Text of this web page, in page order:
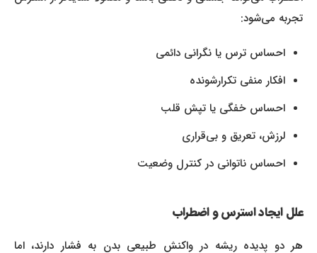
تجربه می‌شود:
احساس ترس یا نگرانی دائمی
افکار منفی تکرارشونده
احساس خفگی یا تپش قلب
لرزش، تعریق و بی‌قراری
احساس ناتوانی در کنترل وضعیت
علل ایجاد استرس و اضطراب
هر دو پدیده ریشه در واکنش طبیعی بدن به فشار دارند، اما